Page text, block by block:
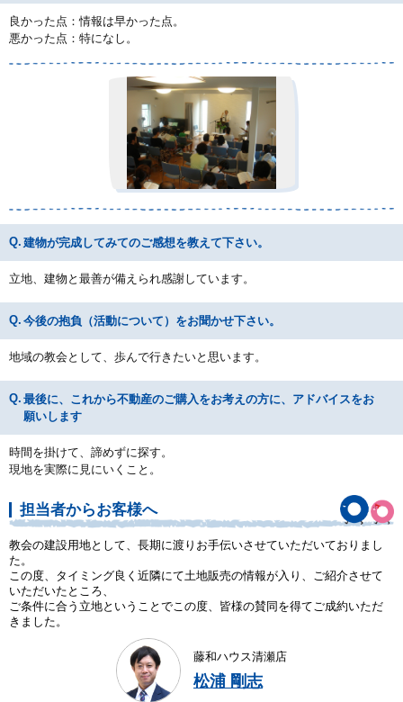
良かった点：情報は早かった点。
悪かった点：特になし。
建物が完成してみてのご感想を教えて下さい。
立地、建物と最善が備えられ感謝しています。
今後の抱負（活動について）をお聞かせ下さい。
地域の教会として、歩んで行きたいと思います。
最後に、これから不動産のご購入をお考えの方に、アドバイスをお
願いします
時間を掛けて、諦めずに探す。
現地を実際に見にいくこと。
担当者からお客様へ
教会の建設用地として、長期に渡りお手伝いさせていただいておりまし
た。
この度、タイミング良く近隣にて土地販売の情報が入り、ご紹介させて
いただいたところ、
ご条件に合う立地ということでこの度、皆様の賛同を得てご成約いただ
きました。
藤和ハウス清瀬店
松浦 剛志